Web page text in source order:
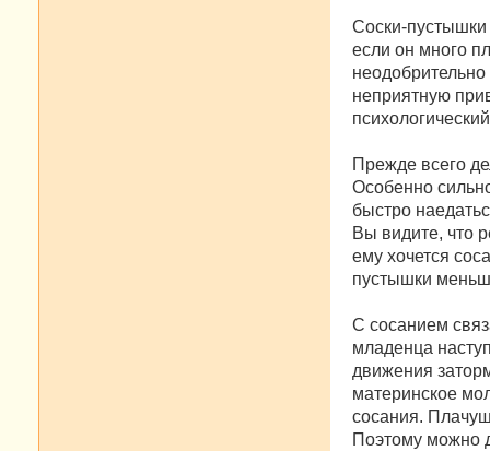
Соски-пустышки
если он много
неприятную
Прежде всего
Особенно
быстро
Вы видите, что
ему хочется
пустышки
С сосанием
младенца
движения
материнское
сосания.
Поэтому можно